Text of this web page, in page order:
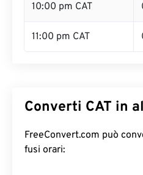
10:00 pm CAT
11:00 pm CAT
Converti CAT in
FreeConvert.com può
fusi orari: